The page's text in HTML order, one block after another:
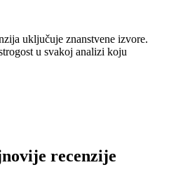
uključuje znanstvene izvore.
u svakoj analizi koju
recenzije